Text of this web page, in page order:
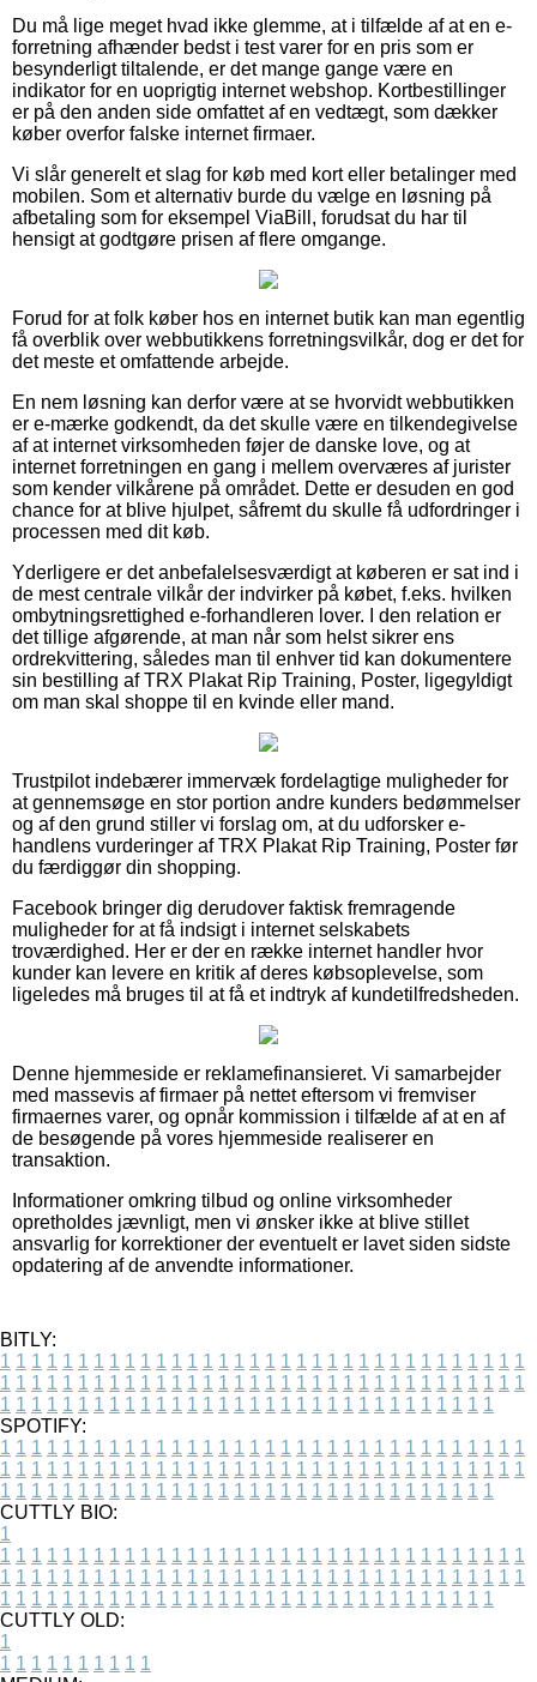
Du må lige meget hvad ikke glemme, at i tilfælde af at en e-
forretning afhænder bedst i test varer for en pris som er
besynderligt tiltalende, er det mange gange være en
indikator for en uoprigtig internet webshop. Kortbestillinger
er på den anden side omfattet af en vedtægt, som dækker
køber overfor falske internet firmaer.
Vi slår generelt et slag for køb med kort eller betalinger med
mobilen. Som et alternativ burde du vælge en løsning på
afbetaling som for eksempel ViaBill, forudsat du har til
hensigt at godtgøre prisen af flere omgange.
Forud for at folk køber hos en internet butik kan man egentlig
få overblik over webbutikkens forretningsvilkår, dog er det for
det meste et omfattende arbejde.
En nem løsning kan derfor være at se hvorvidt webbutikken
er e-mærke godkendt, da det skulle være en tilkendegivelse
af at internet virksomheden føjer de danske love, og at
internet forretningen en gang i mellem overværes af jurister
som kender vilkårene på området. Dette er desuden en god
chance for at blive hjulpet, såfremt du skulle få udfordringer i
processen med dit køb.
Yderligere er det anbefalelsesværdigt at køberen er sat ind i
de mest centrale vilkår der indvirker på købet, f.eks. hvilken
ombytningsrettighed e-forhandleren lover. I den relation er
det tillige afgørende, at man når som helst sikrer ens
ordrekvittering, således man til enhver tid kan dokumentere
sin bestilling af TRX Plakat Rip Training, Poster, ligegyldigt
om man skal shoppe til en kvinde eller mand.
Trustpilot indebærer immervæk fordelagtige muligheder for
at gennemsøge en stor portion andre kunders bedømmelser
og af den grund stiller vi forslag om, at du udforsker e-
handlens vurderinger af TRX Plakat Rip Training, Poster før
du færdiggør din shopping.
Facebook bringer dig derudover faktisk fremragende
muligheder for at få indsigt i internet selskabets
troværdighed. Her er der en række internet handler hvor
kunder kan levere en kritik af deres købsoplevelse, som
ligeledes må bruges til at få et indtryk af kundetilfredsheden.
Denne hjemmeside er reklamefinansieret. Vi samarbejder
med massevis af firmaer på nettet eftersom vi fremviser
firmaernes varer, og opnår kommission i tilfælde af at en af
de besøgende på vores hjemmeside realiserer en
transaktion.
Informationer omkring tilbud og online virksomheder
opretholdes jævnligt, men vi ønsker ikke at blive stillet
ansvarlig for korrektioner der eventuelt er lavet siden sidste
opdatering af de anvendte informationer.
BITLY:
1 1 1 1 1 1 1 1 1 1 1 1 1 1 1 1 1 1 1 1 1 1 1 1 1 1 1 1 1 1 1 1 1 1
1 1 1 1 1 1 1 1 1 1 1 1 1 1 1 1 1 1 1 1 1 1 1 1 1 1 1 1 1 1 1 1 1 1
1 1 1 1 1 1 1 1 1 1 1 1 1 1 1 1 1 1 1 1 1 1 1 1 1 1 1 1 1 1 1 1
SPOTIFY:
1 1 1 1 1 1 1 1 1 1 1 1 1 1 1 1 1 1 1 1 1 1 1 1 1 1 1 1 1 1 1 1 1 1
1 1 1 1 1 1 1 1 1 1 1 1 1 1 1 1 1 1 1 1 1 1 1 1 1 1 1 1 1 1 1 1 1 1
1 1 1 1 1 1 1 1 1 1 1 1 1 1 1 1 1 1 1 1 1 1 1 1 1 1 1 1 1 1 1 1
CUTTLY BIO:
1
1 1 1 1 1 1 1 1 1 1 1 1 1 1 1 1 1 1 1 1 1 1 1 1 1 1 1 1 1 1 1 1 1 1
1 1 1 1 1 1 1 1 1 1 1 1 1 1 1 1 1 1 1 1 1 1 1 1 1 1 1 1 1 1 1 1 1 1
1 1 1 1 1 1 1 1 1 1 1 1 1 1 1 1 1 1 1 1 1 1 1 1 1 1 1 1 1 1 1 1
CUTTLY OLD:
1
1 1 1 1 1 1 1 1 1 1